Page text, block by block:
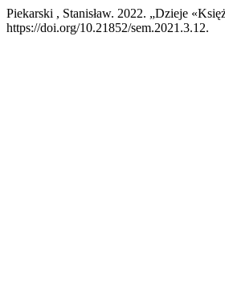
Piekarski , Stanisław. 2022. „Dzieje
https://doi.org/10.21852/sem.2021.3.12.